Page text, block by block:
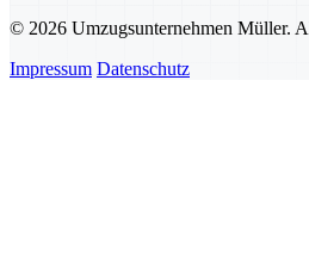
© 2026 Umzugsunternehmen Müller.
Impressum Datenschutz